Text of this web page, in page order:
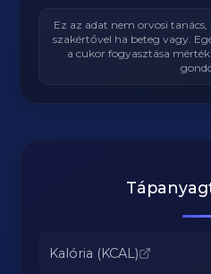
Ez az adat nem orvosi
szakértővel ha beteg vagy.
a cukor fogyasztása
Kalória (KCAL)